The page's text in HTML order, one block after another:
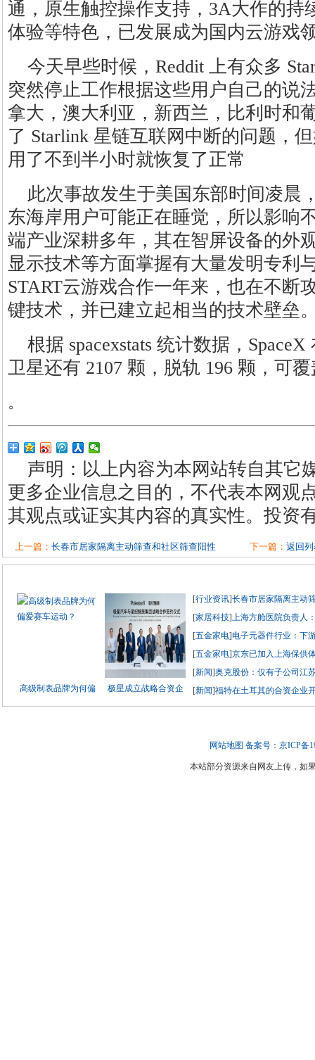
通，原生触控操作支持，3A大作的持
体验等特色，已发展成为国内云游戏
今天早些时候，Reddit 上有众多
突然停止工作根据这些用户自己的说
拿大，澳大利亚，新西兰，比利时和
了 Starlink 星链互联网中断的问题，
用了不到半小时就恢复了正常
此次事故发生于美国东部时间凌晨
东海岸用户可能正在睡觉，所以影响
端产业深耕多年，其在智屏设备的外
显示技术等方面掌握有大量发明专利
START云游戏合作一年来，也在不断
键技术，并已建立起相当的技术壁垒
根据 spacexstats 统计数据，
卫星还有 2107 颗，脱轨 196 颗，可
。
声明：以上内容为本网站转自其它
更多企业信息之目的，不代表本网观
其观点或证实其内容的真实性。投资
上一篇： 长春市居家隔离主动筛查和社区筛查阳性 下一篇： 返回
高级制表品牌为何偏 极星成立战略合资企
[行业资讯]长春市居家隔离主动
[家居科技]上海方舱医院负责人
[五金家电]电子元器件行业：下
[五金家电]京东已加入上海保供
[新闻]奥克股份：仅有子公司江
[新闻]福特在土耳其的合资企业
网站地图 备案号：京ICP备
本站部分资源来自网友上传，如